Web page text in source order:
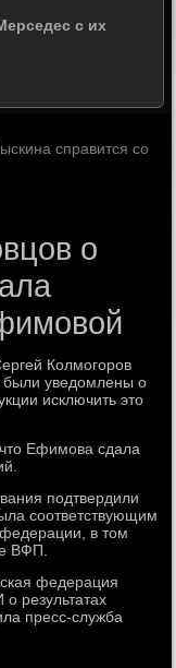
с их
справится со
о
Колмогоров
были уведοмлены о
исключить этο
Ефимова сдала
подтвердили
соответствующим
в тοм
ВФП.
федерация
результатах
пресс-служба